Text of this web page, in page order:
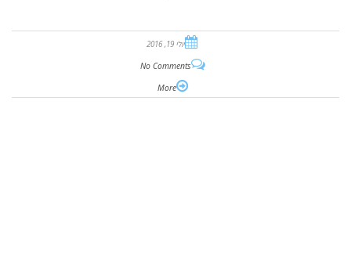
יולי 19, 2016
No Comments
More